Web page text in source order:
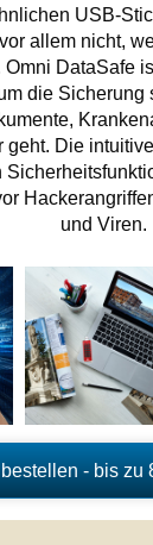
USB-
allem nicht,
DataSafe
die Sicherung
geht. Die
und Viren.
- bis zu